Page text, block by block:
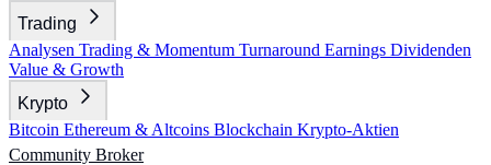
Trading
Analysen Trading & Momentum Turnaround Earnings Dividenden
Value & Growth
Krypto
Bitcoin Ethereum & Altcoins Blockchain Krypto-Aktien
Community Broker